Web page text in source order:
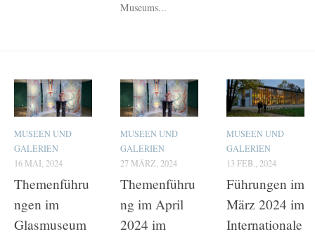
Museums...
MUSEEN UND
GALERIEN
16 MAI, 2024
Themenführu
ngen im
Glasmuseum
MUSEEN UND
GALERIEN
27 MÄRZ, 2024
Themenführu
ng im April
2024 im
MUSEEN UND
GALERIEN
13 FEB., 2024
Führungen im
März 2024 im
Internationale